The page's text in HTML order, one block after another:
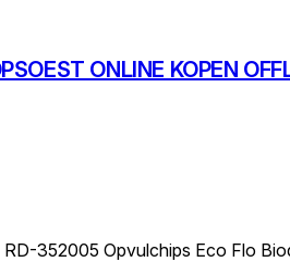
ONLINE KOPEN
RD-352005 Opvulchips Eco Flo